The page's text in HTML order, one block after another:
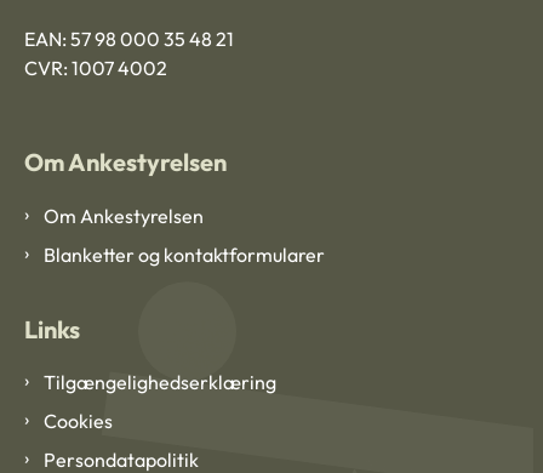
EAN: 57 98 000 35 48 21
CVR: 1007 4002
Om Ankestyrelsen
Om Ankestyrelsen
Blanketter og kontaktformularer
Links
Tilgængelighedserklæring
Cookies
Persondatapolitik